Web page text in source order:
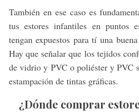
También en ese caso es
tus estores infantiles en puntos
tengan expuestos para tí una
Hay que señalar que los tejidos
de vidrio y PVC o poliéster y PVC
estampación de tintas gráficas.
¿Dónde comprar